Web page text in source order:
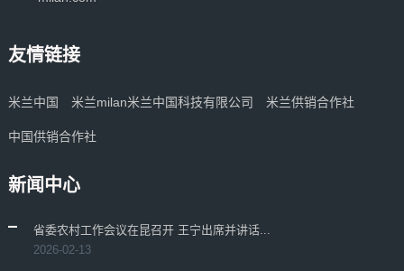
友情链接
米兰中国 米兰milan米兰中国科技有限公司 米兰供销合作社
中国供销合作社
新闻中心
省委农村工作会议在昆召开 王宁出席并讲话...
2026-02-13